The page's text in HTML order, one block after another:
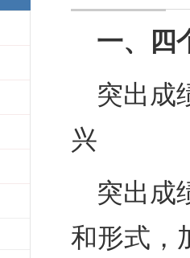
一、四
突出成
兴
突出成
和形式，